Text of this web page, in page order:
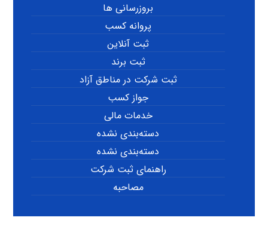
بروزرسانی ها
پروانه کسب
ثبت آنلاین
ثبت برند
ثبت شرکت در مناطق آزاد
جواز کسب
خدمات مالی
دسته‌بندی نشده
دسته‌بندی نشده
راهنمای ثبت شرکت
مصاحبه